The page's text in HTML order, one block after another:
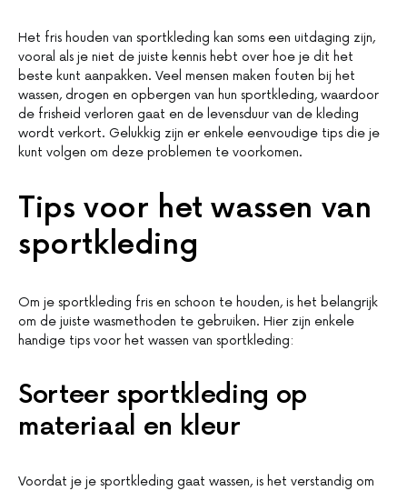
Het fris houden van sportkleding kan soms een uitdaging zijn,
vooral als je niet de juiste kennis hebt over hoe je dit het
beste kunt aanpakken. Veel mensen maken fouten bij het
wassen, drogen en opbergen van hun sportkleding, waardoor
de frisheid verloren gaat en de levensduur van de kleding
wordt verkort. Gelukkig zijn er enkele eenvoudige tips die je
kunt volgen om deze problemen te voorkomen.
Tips voor het wassen van
sportkleding
Om je sportkleding fris en schoon te houden, is het belangrijk
om de juiste wasmethoden te gebruiken. Hier zijn enkele
handige tips voor het wassen van sportkleding:
Sorteer sportkleding op
materiaal en kleur
Voordat je je sportkleding gaat wassen, is het verstandig om